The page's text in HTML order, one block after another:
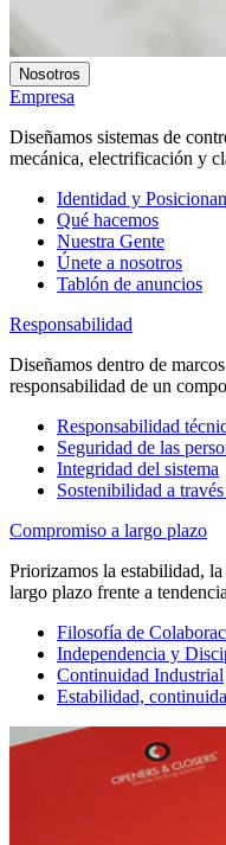
Nosotros
Empresa
Diseñamos sistemas de
mecánica, electrificación y
Identidad y
Qué hacemos
Nuestra Gente
Únete a nosotros
Tablón de anuncios
Responsabilidad
Diseñamos dentro de
responsabilidad de un
Responsabilidad
Seguridad de las
Integridad del sistema
Sostenibilidad a
Compromiso a largo plazo
Priorizamos la estabilidad,
largo plazo frente a
Filosofía de
Independencia y
Continuidad Industrial
Estabilidad,